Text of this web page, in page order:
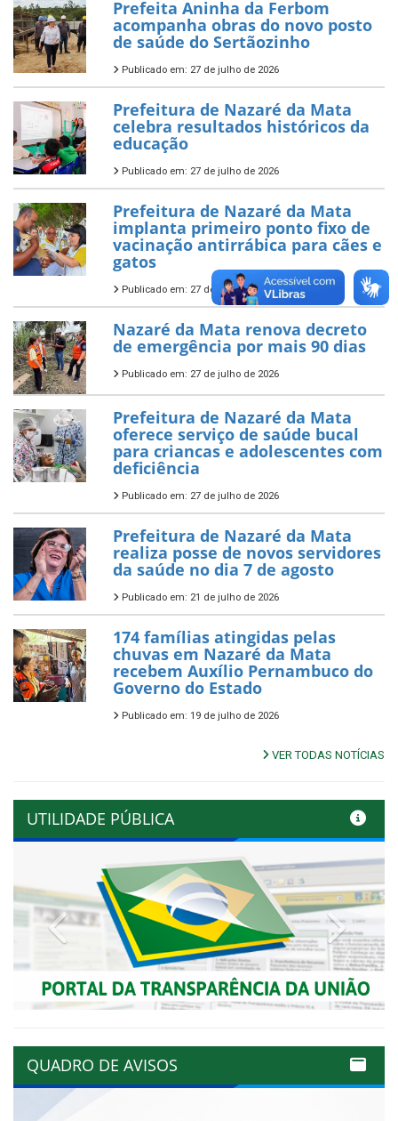
Prefeita Aninha da Ferbom
acompanha obras do novo posto
de saúde do Sertãozinho
Publicado em: 27 de julho de 2026
Prefeitura de Nazaré da Mata
celebra resultados históricos da
educação
Publicado em: 27 de julho de 2026
Prefeitura de Nazaré da Mata
implanta primeiro ponto fixo de
vacinação antirrábica para cães e
gatos
Publicado em: 27 de julho de 2026
Nazaré da Mata renova decreto
de emergência por mais 90 dias
Publicado em: 27 de julho de 2026
Prefeitura de Nazaré da Mata
oferece serviço de saúde bucal
para criancas e adolescentes com
deficiência
Publicado em: 27 de julho de 2026
Prefeitura de Nazaré da Mata
realiza posse de novos servidores
da saúde no dia 7 de agosto
Publicado em: 21 de julho de 2026
174 famílias atingidas pelas
chuvas em Nazaré da Mata
recebem Auxílio Pernambuco do
Governo do Estado
Publicado em: 19 de julho de 2026
VER TODAS NOTÍCIAS
UTILIDADE PÚBLICA
Previous Next
QUADRO DE AVISOS